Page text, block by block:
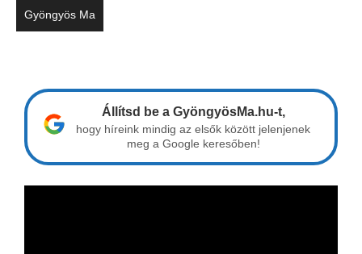
Gyöngyös Ma
Állítsd be a GyöngyösMa.hu-t,
hogy híreink mindig az elsők között jelenjenek
meg a Google keresőben!